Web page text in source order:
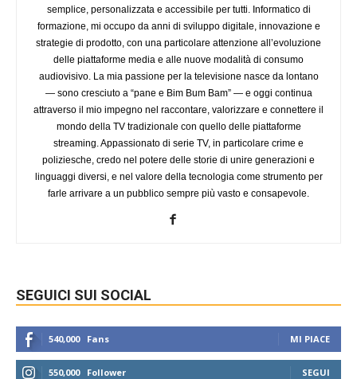
semplice, personalizzata e accessibile per tutti. Informatico di
formazione, mi occupo da anni di sviluppo digitale, innovazione e
strategie di prodotto, con una particolare attenzione all’evoluzione
delle piattaforme media e alle nuove modalità di consumo
audiovisivo. La mia passione per la televisione nasce da lontano
— sono cresciuto a “pane e Bim Bum Bam” — e oggi continua
attraverso il mio impegno nel raccontare, valorizzare e connettere il
mondo della TV tradizionale con quello delle piattaforme
streaming. Appassionato di serie TV, in particolare crime e
poliziesche, credo nel potere delle storie di unire generazioni e
linguaggi diversi, e nel valore della tecnologia come strumento per
farle arrivare a un pubblico sempre più vasto e consapevole.
SEGUICI SUI SOCIAL
540,000 Fans MI PIACE
550,000 Follower SEGUI